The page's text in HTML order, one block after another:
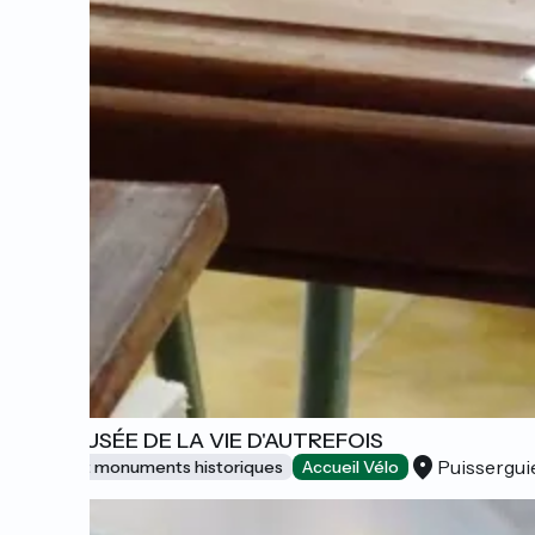
ECOMUSÉE DE LA VIE D'AUTREFOIS
Sites et monuments historiques Accueil Vélo